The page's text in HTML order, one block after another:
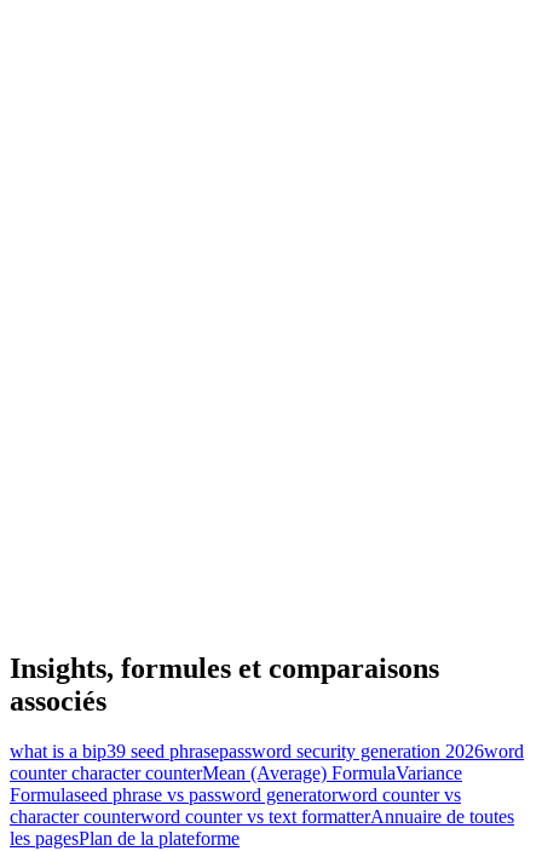
Insights, formules et comparaisons
associés
what is a bip39 seed phrasepassword security generation 2026word
counter character counterMean (Average) FormulaVariance
Formulaseed phrase vs password generatorword counter vs
character counterword counter vs text formatterAnnuaire de toutes
les pagesPlan de la plateforme